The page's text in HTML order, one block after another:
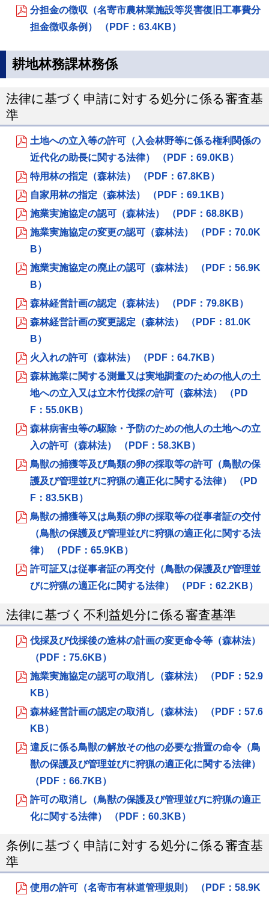
分担金の徴収（名寄市農林業施設等災害復旧工事費分
担金徴収条例） （PDF：63.4KB）
耕地林務課林務係
法律に基づく申請に対する処分に係る審査基
準
土地への立入等の許可（入会林野等に係る権利関係の
近代化の助長に関する法律） （PDF：69.0KB）
特用林の指定（森林法） （PDF：67.8KB）
自家用林の指定（森林法） （PDF：69.1KB）
施業実施協定の認可（森林法） （PDF：68.8KB）
施業実施協定の変更の認可（森林法） （PDF：70.0K
B）
施業実施協定の廃止の認可（森林法） （PDF：56.9K
B）
森林経営計画の認定（森林法） （PDF：79.8KB）
森林経営計画の変更認定（森林法） （PDF：81.0K
B）
火入れの許可（森林法） （PDF：64.7KB）
森林施業に関する測量又は実地調査のための他人の土
地への立入又は立木竹伐採の許可（森林法） （PD
F：55.0KB）
森林病害虫等の駆除・予防のための他人の土地への立
入の許可（森林法） （PDF：58.3KB）
鳥獣の捕獲等及び鳥類の卵の採取等の許可（鳥獣の保
護及び管理並びに狩猟の適正化に関する法律） （PD
F：83.5KB）
鳥獣の捕獲等又は鳥類の卵の採取等の従事者証の交付
（鳥獣の保護及び管理並びに狩猟の適正化に関する法
律） （PDF：65.9KB）
許可証又は従事者証の再交付（鳥獣の保護及び管理並
びに狩猟の適正化に関する法律） （PDF：62.2KB）
法律に基づく不利益処分に係る審査基準
伐採及び伐採後の造林の計画の変更命令等（森林法）
（PDF：75.6KB）
施業実施協定の認可の取消し（森林法） （PDF：52.9
KB）
森林経営計画の認定の取消し（森林法） （PDF：57.6
KB）
違反に係る鳥獣の解放その他の必要な措置の命令（鳥
獣の保護及び管理並びに狩猟の適正化に関する法律）
（PDF：66.7KB）
許可の取消し（鳥獣の保護及び管理並びに狩猟の適正
化に関する法律） （PDF：60.3KB）
条例に基づく申請に対する処分に係る審査基
準
使用の許可（名寄市有林道管理規則） （PDF：58.9K